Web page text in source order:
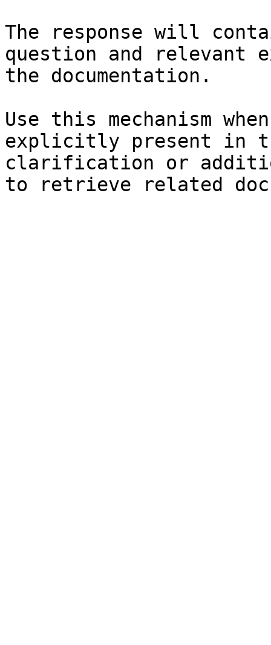
The response will
question and relevant
the documentation.
Use this mechanism
explicitly present in
clarification or